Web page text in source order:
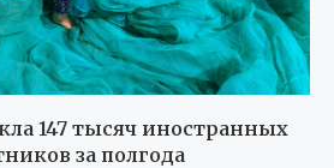
147 тысяч иностранных
за полгода